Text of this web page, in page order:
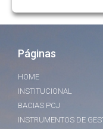
Páginas
HOME
INSTITUCIONAL
BACIAS PCJ
INSTRUMENTOS DE